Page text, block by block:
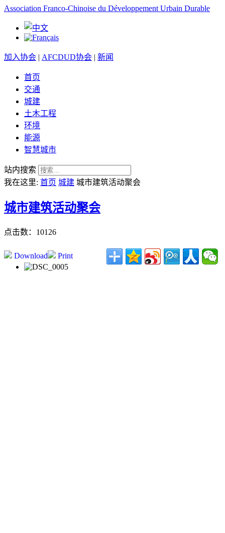
Association Franco-Chinoise du Développement Urbain Durable
加入协会 | AFCDUD协会 | 新闻
首页
交通
城建
土木工程
环境
能源
智慧城市
站内搜索
我在这里: 首页 城建 城市建筑活动聚会
城市建筑活动聚会
点击数：10126
Print
Download